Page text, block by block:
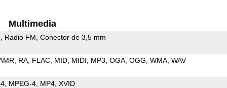
Multimedia
Radio FM Conector de 3,5 mm
RA FLAC MID MIDI MP3 OGA OGG WMA WAV
MPEG-4 MP4 XVID